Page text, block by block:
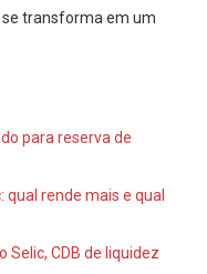
transforma em um
para reserva de
qual rende mais e qual
Selic, CDB de liquidez